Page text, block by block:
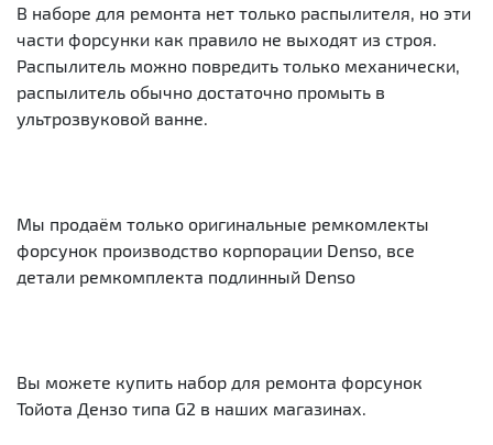
В наборе для ремонта нет только распылителя, но эти
части форсунки как правило не выходят из строя.
Распылитель можно повредить только механически,
распылитель обычно достаточно промыть в
ультрозвуковой ванне.
Мы продаём только оригинальные ремкомлекты
форсунок производство корпорации Denso, все
детали ремкомплекта подлинный Denso
Вы можете купить набор для ремонта форсунок
Тойота Дензо типа G2 в наших магазинах.